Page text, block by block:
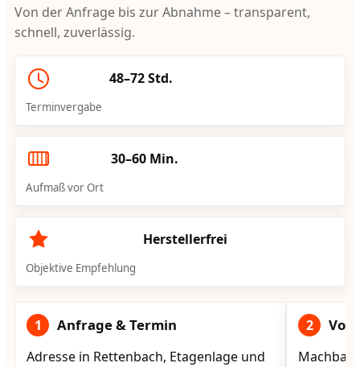
Von der Anfrage bis zur Abnahme – transparent,
schnell, zuverlässig.
48–72 Std.
Terminvergabe
30–60 Min.
Aufmaß vor Ort
Herstellerfrei
Objektive Empfehlung
1 Anfrage & Termin
Adresse in Rettenbach, Etagenlage und
2